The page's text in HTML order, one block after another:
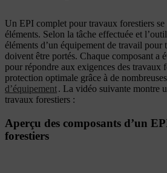
Un EPI complet pour travaux forestiers se
éléments. Selon la tâche effectuée et
éléments d’un équipement de travail pour
doivent être portés. Chaque composant a
pour répondre aux exigences des travaux
protection optimale grâce à de nombreuses
d’équipement. La vidéo suivante montre
travaux forestiers :
Aperçu des composants d’un
forestiers